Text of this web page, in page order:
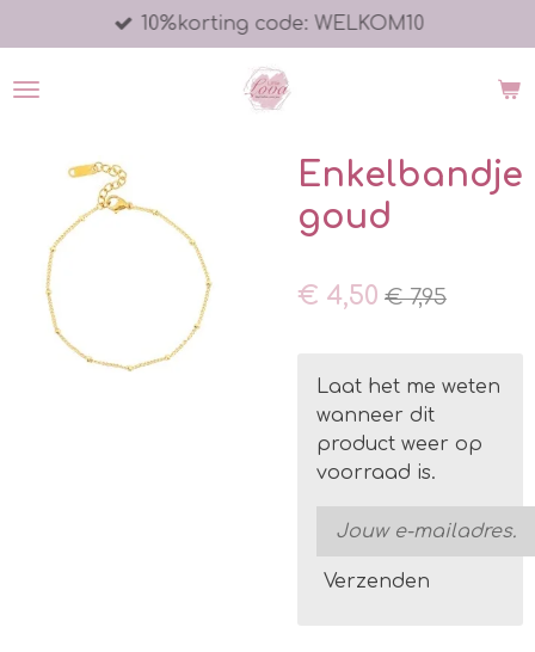
direct
naar
10%korting code: WELKOM10
Enkelbandje
goud
€ 4,50 € 7,95
Laat het me weten
wanneer dit
product weer op
voorraad is.
Verzenden